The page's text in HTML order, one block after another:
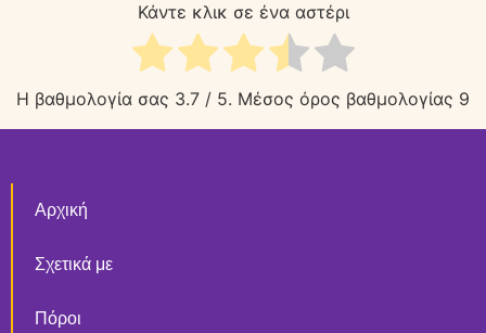
Κάντε κλικ σε ένα αστέρι
Η βαθμολογία σας 3.7 / 5. Μέσος όρος βαθμολογίας 9
Αρχική
Σχετικά με
Πόροι